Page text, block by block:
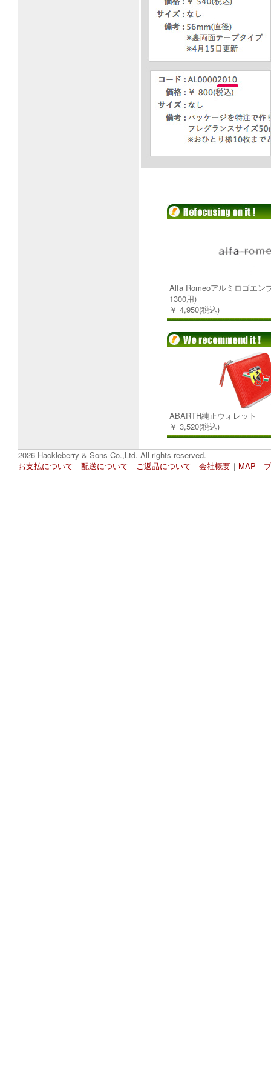
Alfa Romeoアルミロゴエン
1300用)
￥ 4,950(税込)
ABARTH純正ウォレット
￥ 3,520(税込)
2026 Hackleberry & Sons Co.,Ltd. All rights reserved.
お支払について ｜ 配送について ｜ ご返品について ｜ 会社概要 ｜ MAP ｜